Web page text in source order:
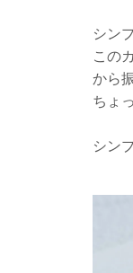
シン
この
から
ちょ
シン